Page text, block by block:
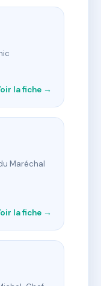
la fiche →
Maréchal
la fiche →